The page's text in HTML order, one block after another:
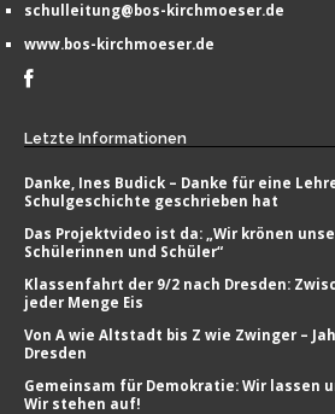
schulleitung@bos-kirchmoeser.de
www.bos-kirchmoeser.de
Letzte Informationen
Danke, Ines Budick – Danke für eine
Schulgeschichte geschrieben hat
Das Projektvideo ist da: „Wir krönen
Schülerinnen und Schüler“
Klassenfahrt der 9/2 nach Dresden:
jeder Menge Eis
Von A wie Altstadt bis Z wie Zwinger –
Dresden
Gemeinsam für Demokratie: Wir lassen
Wir stehen auf!